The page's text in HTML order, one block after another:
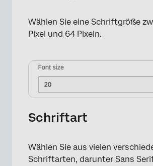
Wählen Sie eine Schriftgröße
Pixel und 64 Pixeln.
Schriftart
Wählen Sie aus vielen
Schriftarten, darunter Sans